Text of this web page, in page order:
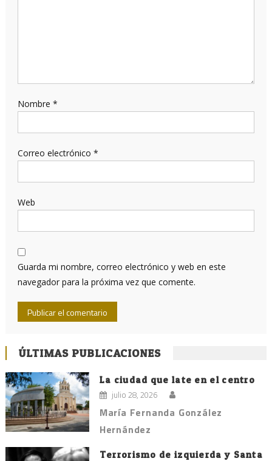
Nombre *
Correo electrónico *
Web
Guarda mi nombre, correo electrónico y web en este
navegador para la próxima vez que comente.
ÚLTIMAS PUBLICACIONES
La ciudad que late en el centro
julio 28, 2026
María Fernanda González
Hernández
Terrorismo de izquierda y Santa